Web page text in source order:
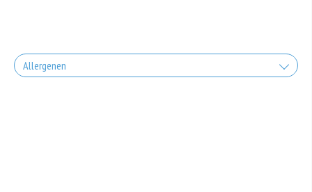
Allergenen